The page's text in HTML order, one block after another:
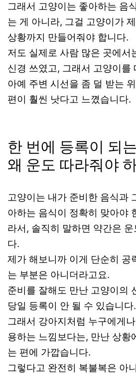
그래서 고양이는 좋아하는 음
는 게 아니라, 그걸 고양이가
상황까지 만들어줘야 합니다.
저도 실제로 사람 많은 곳에서
신경 쓰였고, 그래서 고양이를
아예 주변 시선을 좀 덜 받는
편이 훨씬 낫다고 느꼈습니다.
한 번에 등록이 되
왜 운도 따라줘야
고양이는 내가 준비한 음식과
아하는 음식이 정확히 맞아야
라서, 솔직히 말하면 약간은
다.
제가 해보니까 이게 단순히 공
는 부분은 아니더라고요.
준비를 잘해도 만난 고양이의
당일 등록이 안 될 수 있습니다.
그래서 강아지처럼 누구에게
용하는 느낌보다는, 만난 상황
는 편에 가깝습니다.
그렇다고 완전히 복불복은 아